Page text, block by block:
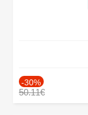
-30%
50.11€